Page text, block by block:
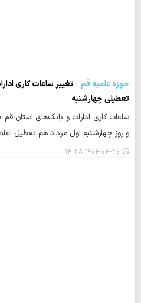
حوزه علمیه قم
تغییر ساعات کاری
تعطیلی چهارشنبه
و روز چهارشنبه اول مرداد هم تعطیل
۱۴۰۴-۰۴-۳۰ ۱۴:۳۸